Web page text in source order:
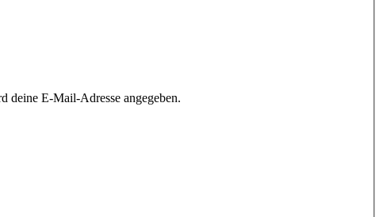
E-Mail-Adresse angegeben.